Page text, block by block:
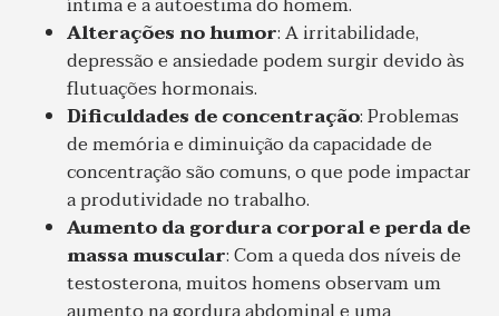
Alterações no humor: A irritabilidade,
depressão e ansiedade podem surgir devido às
flutuações hormonais.
Dificuldades de concentração: Problemas
de memória e diminuição da capacidade de
concentração são comuns, o que pode impactar
a produtividade no trabalho.
Aumento da gordura corporal e perda de
massa muscular: Com a queda dos níveis de
testosterona, muitos homens observam um